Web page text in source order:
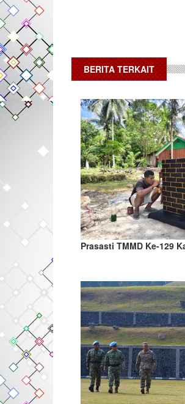
BERITA TERKAIT
Prasasti TMMD Ke-129